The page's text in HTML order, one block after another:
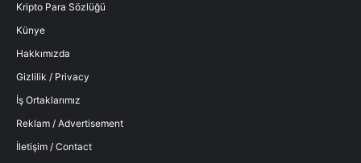
Kripto Para Sözlüğü
Künye
Hakkımızda
Gizlilik / Privacy
İş Ortaklarımız
Reklam / Advertisement
İletişim / Contact